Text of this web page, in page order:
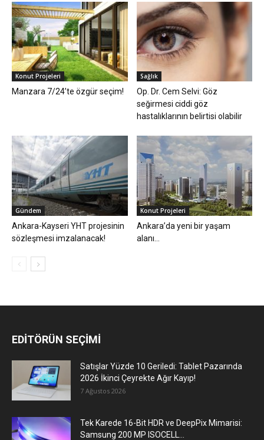
Konut Projeleri
Manzara 7/24’te özgür seçim!
Sağlık
Op. Dr. Cem Selvi: Göz
seğirmesi ciddi göz
hastalıklarının belirtisi olabilir
Gündem
Ankara-Kayseri YHT projesinin
sözleşmesi imzalanacak!
Konut Projeleri
Ankara’da yeni bir yaşam
alanı…
EDİTÖRÜN SEÇİMİ
Satışlar Yüzde 10 Geriledi: Tablet Pazarında
2026 İkinci Çeyrekte Ağır Kayıp!
7 Ağustos 2026
Tek Karede 16-Bit HDR ve DeepPix Mimarisi:
Samsung 200 MP ISOCELL...